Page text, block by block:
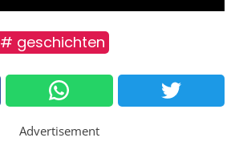
# geschichten
Advertisement